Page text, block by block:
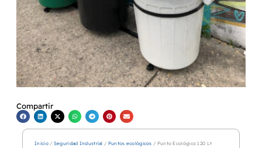
Compartir
Inicio/ Seguridad Industrial / Puntos ecológicos / Punto Ecológico 120 Lt